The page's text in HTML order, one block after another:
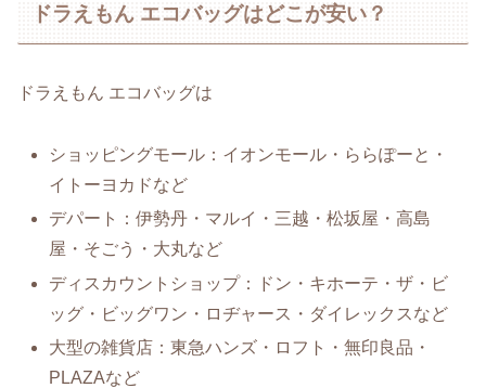
ドラえもん エコバッグはどこが安い？
ドラえもん エコバッグは
ショッピングモール：イオンモール・ららぽーと・
イトーヨカドなど
デパート：伊勢丹・マルイ・三越・松坂屋・高島
屋・そごう・大丸など
ディスカウントショップ：ドン・キホーテ・ザ・ビ
ッグ・ビッグワン・ロヂャース・ダイレックスなど
大型の雑貨店：東急ハンズ・ロフト・無印良品・
PLAZAなど